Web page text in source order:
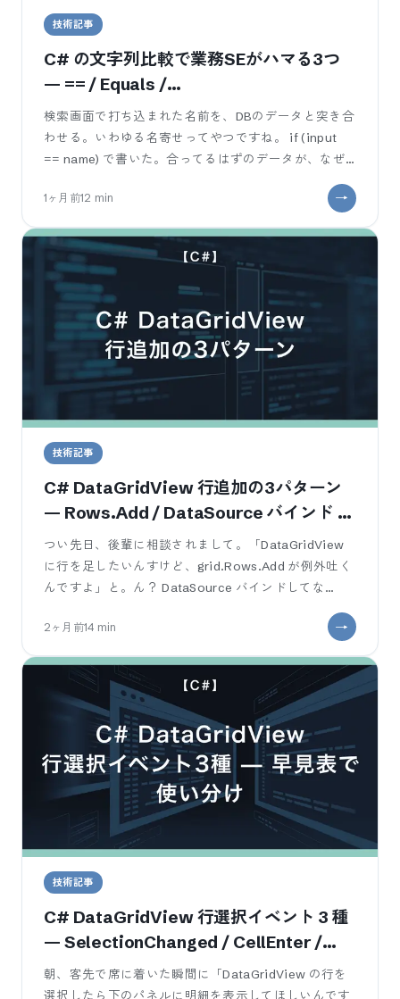
技術記事
C# の文字列比較で業務SEがハマる3つ
— == / Equals /
StringComparison（大文字小文字・カ
ルチャ・null）
検索画面で打ち込まれた名前を、DBのデータと突き合
わせる。いわゆる名寄せってやつですね。 if (input
== name) で書いた。合ってるはずのデータが、なぜ
1ヶ月前12 min
技術記事
C# DataGridView 行追加の3パターン
— Rows.Add / DataSource バインド /
BindingList の使い分け
つい先日、後輩に相談されまして。「DataGridView
に行を足したいんすけど、grid.Rows.Add が例外吐く
んですよ」と。ん？ DataSource バインドしてな
2ヶ月前14 min
技術記事
C# DataGridView 行選択イベント 3 種
— SelectionChanged / CellEnter /
CurrentCellChanged の使い分け早見表
朝、客先で席に着いた瞬間に「DataGridView の行を
選択したら下のパネルに明細を表示してほしいんです